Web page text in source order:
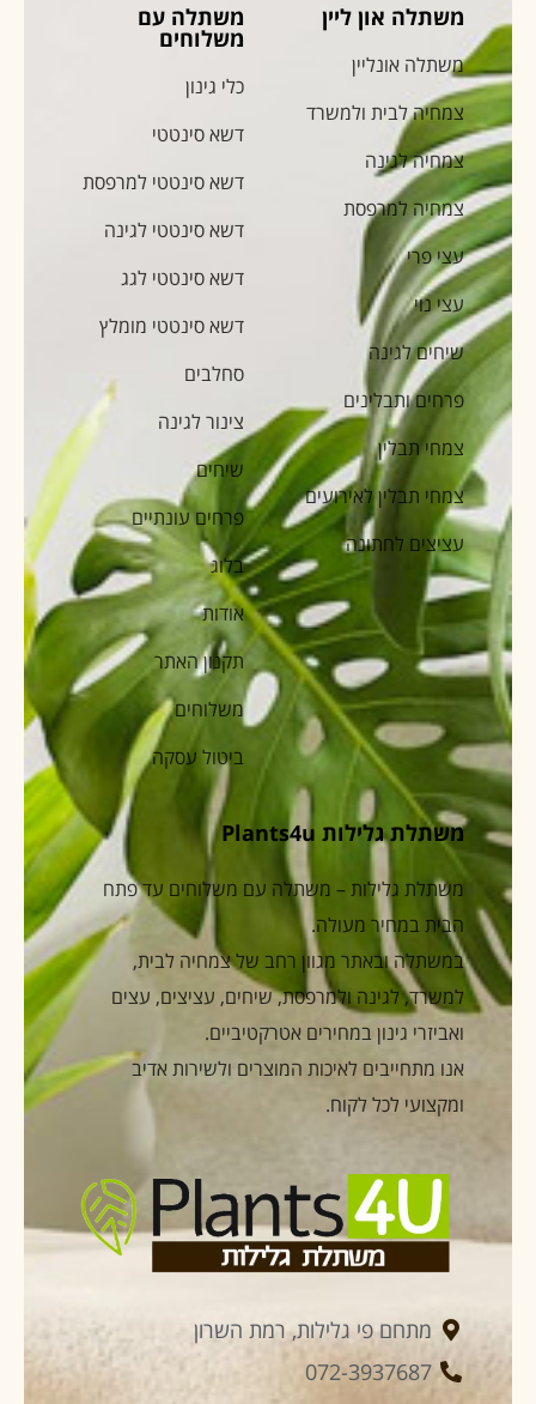
משתלה און ליין
משתלה אונליין
צמחיה לבית ולמשרד
צמחיה לגינה
צמחיה למרפסת
עצי פרי
עצי נוי
שיחים לגינה
פרחים ותבלינים
צמחי תבלין
צמחי תבלין לאירועים
עציצים לחתונה
משתלה עם
משלוחים
כלי גינון
דשא סינטטי
דשא סינטטי למרפסת
דשא סינטטי לגינה
דשא סינטטי לגג
דשא סינטטי מומלץ
סחלבים
צינור לגינה
שיחים
פרחים עונתיים
בלוג
אודות
תקנון האתר
משלוחים
ביטול עסקה
משתלת גלילות Plants4u
משתלת גלילות – משתלה עם משלוחים עד פתח
הבית במחיר מעולה.
במשתלה ובאתר מגוון רחב של צמחיה לבית,
למשרד, לגינה ולמרפסת, שיחים, עציצים, עצים
ואביזרי גינון במחירים אטרקטיביים.
אנו מתחייבים לאיכות המוצרים ולשירות אדיב
ומקצועי לכל לקוח.
מתחם פי גלילות, רמת השרון
072-3937687